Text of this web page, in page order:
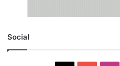
Social